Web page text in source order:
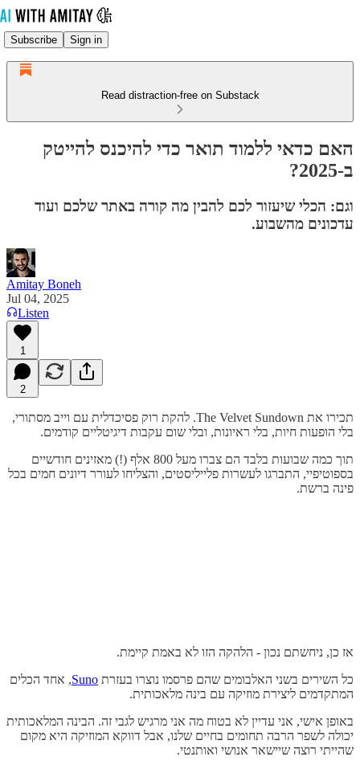
Subscribe Sign in
Read distraction-free on Substack
האם כדאי ללמוד תואר כדי להיכנס להייטק
ב-2025?
וגם: הכלי שיעזור לכם להבין מה קורה באתר שלכם ועוד
עדכונים מהשבוע.
Amitay Boneh
Jul 04, 2025
Listen
1
2
תכירו את The Velvet Sundown. להקת רוק פסיכדלית עם וייב מסתורי,
בלי הופעות חיות, בלי ראיונות, ובלי שום עקבות דיגיטליים קודמים.
תוך כמה שבועות בלבד הם צברו מעל 800 אלף (!) מאזינים חודשיים
בספוטיפיי, התברגו לעשרות פלייליסטים, והצליחו לעורר דיונים חמים בכל
פינה ברשת.
אז כן, ניחשתם נכון - הלהקה הזו לא באמת קיימת.
כל השירים בשני האלבומים שהם פרסמו נוצרו בעזרת Suno, אחד הכלים
המתקדמים ליצירת מוזיקה עם בינה מלאכותית.
באופן אישי, אני עדיין לא בטוח מה אני מרגיש לגבי זה. הבינה המלאכותית
יכולה לשפר הרבה תחומים בחיים שלנו, אבל דווקא המוזיקה היא מקום
שהייתי רוצה שיישאר אנושי ואותנטי.